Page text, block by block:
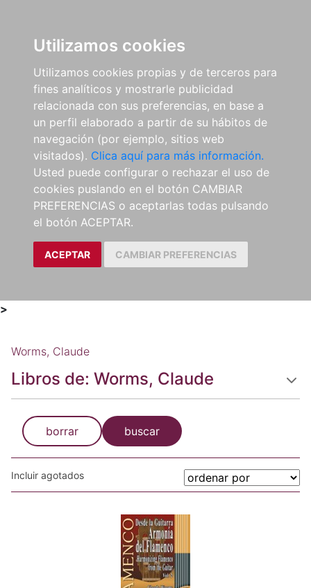
Utilizamos cookies
Utilizamos cookies propias y de terceros para
fines analíticos y mostrarle publicidad
relacionada con sus preferencias, en base a
un perfil elaborado a partir de su hábitos de
navegación (por ejemplo, sitios web
visitados). Clica aquí para más información.
Usted puede configurar o rechazar el uso de
cookies puslando en el botón CAMBIAR
PREFERENCIAS o aceptarlas todas pulsando
el botón ACEPTAR.
ACEPTAR CAMBIAR PREFERENCIAS
>
Worms, Claude
Libros de: Worms, Claude
borrar buscar
Incluir agotados